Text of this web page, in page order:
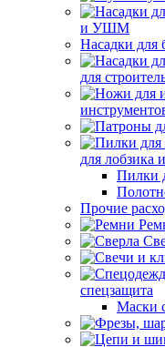
и УШМ
Насадки для
для
для лобзика
Пилки
Прочие
спецзащита
Маски